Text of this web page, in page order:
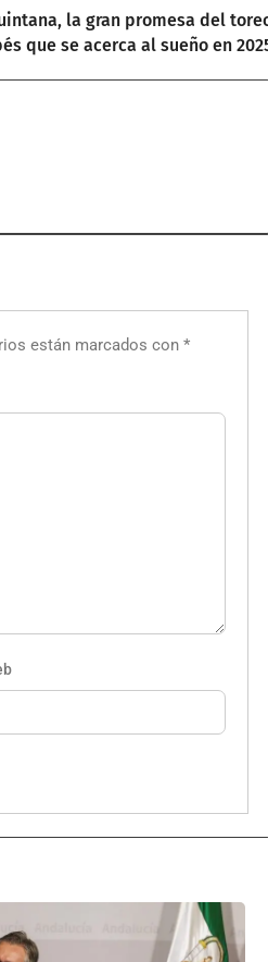
la gran promesa del
que se acerca al sueño en
están marcados con *